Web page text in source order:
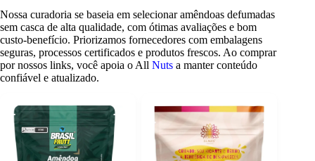
Nossa curadoria se baseia em selecionar amêndoas defumadas
sem casca de alta qualidade, com ótimas avaliações e bom
custo-benefício. Priorizamos fornecedores com embalagens
seguras, processos certificados e produtos frescos. Ao comprar
por nossos links, você apoia o All Nuts a manter conteúdo
confiável e atualizado.